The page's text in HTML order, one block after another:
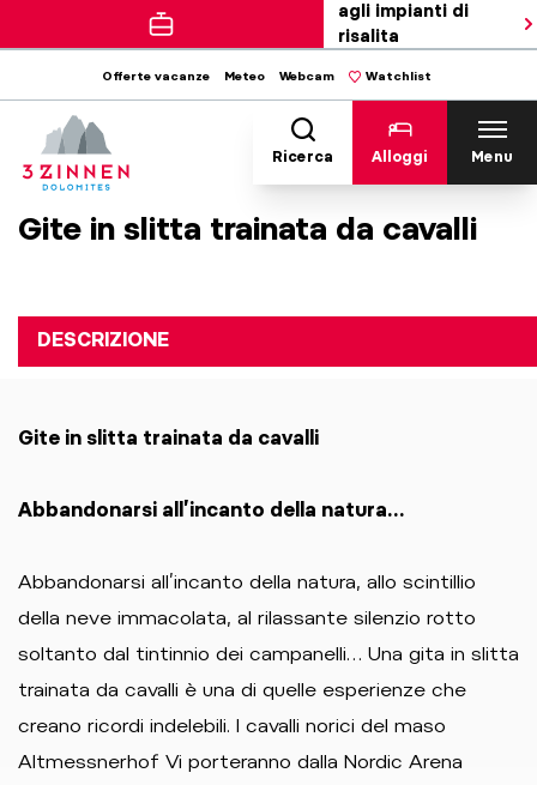
agli impianti di
risalita
Offerte vacanze Meteo Webcam Watchlist
Ricerca Alloggi Menu
Gite in slitta trainata da cavalli
DESCRIZIONE
Gite in slitta trainata da cavalli
Abbandonarsi all’incanto della natura...
Abbandonarsi all’incanto della natura, allo scintillio
della neve immacolata, al rilassante silenzio rotto
soltanto dal tintinnio dei campanelli… Una gita in slitta
trainata da cavalli è una di quelle esperienze che
creano ricordi indelebili. I cavalli norici del maso
Altmessnerhof Vi porteranno dalla Nordic Arena